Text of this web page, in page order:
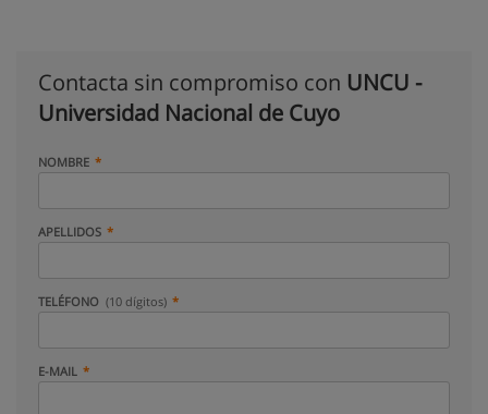
Contacta sin compromiso con UNCU -
Universidad Nacional de Cuyo
NOMBRE
APELLIDOS
TELÉFONO (10 dígitos)
E-MAIL